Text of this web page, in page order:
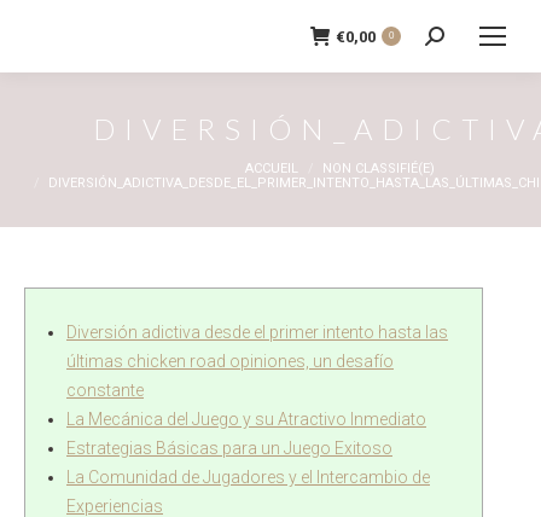
€0,00 0
Recherche
:
ACCUEIL
NON CLASSIFIÉ(E)
Diversión adictiva desde el primer intento hasta las
últimas chicken road opiniones, un desafío
constante
La Mecánica del Juego y su Atractivo Inmediato
Estrategias Básicas para un Juego Exitoso
La Comunidad de Jugadores y el Intercambio de
Experiencias